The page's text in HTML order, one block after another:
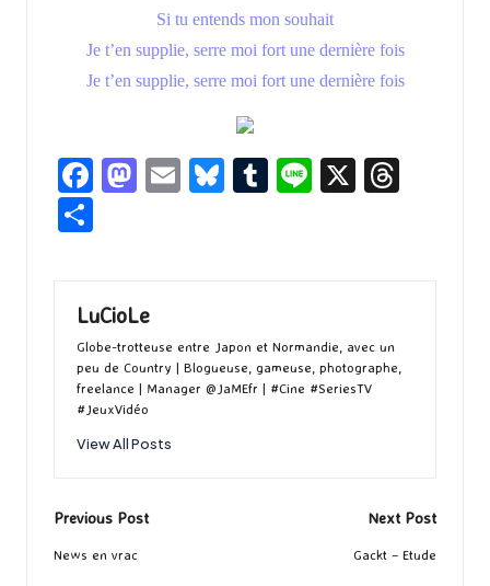
Si tu entends mon souhait
Je t’en supplie, serre moi fort une dernière fois
Je t’en supplie, serre moi fort une dernière fois
Fa
o
k
M
o
n
E
Bl T
Li X
g
er
LuCioLe
Globe-trotteuse entre Japon et Normandie, avec un
peu de Country | Blogueuse, gameuse, photographe,
freelance | Manager @JaMEfr | #Cine #SeriesTV
#JeuxVidéo
View All Posts
Post
navigation
Previous Post
News en vrac
Next Post
Gackt – Etude